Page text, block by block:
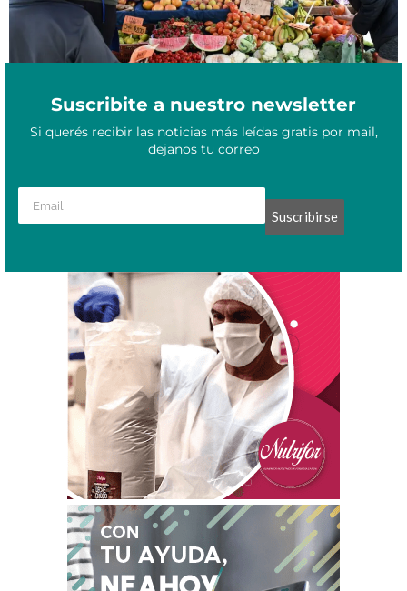
Suscribite a nuestro newsletter
Si querés recibir las noticias más leídas gratis por mail,
dejanos tu correo
Suscribirse